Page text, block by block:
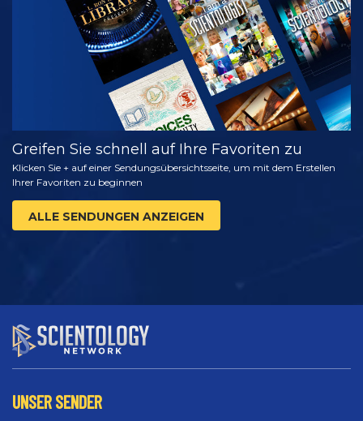
ENTDECKEN
Greifen Sie schnell auf Ihre Favoriten zu
Klicken Sie + auf einer Sendungsübersichtsseite, um mit dem Erstellen
Ihrer Favoriten zu beginnen
ALLE SENDUNGEN ANZEIGEN
UNSER SENDER